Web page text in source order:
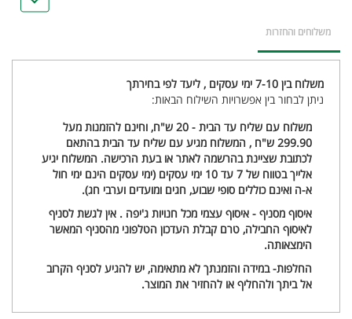
משלוחים והחזרות
משלוח בין 7-10 ימי עסקים , ליעד לפי בחירתך
ניתן לבחור בין אפשרויות השילוח הבאות:
משלוח עם שליח עד הבית - 20 ש"ח, וחינם להזמנות מעל
299.90 ש"ח , המשלוח מגיע עם שליח עד הבית בהתאם
לכתובת שציינת בהרשמה לאתר או בעת הרכישה. המשלוח יגיע
אלייך בטווח של 7 עד 10 ימי עסקים (ימי עסקים הינם ימי חול
א-ה ואינם כוללים סופי שבוע, חגים ומועדים וערבי חג).
איסוף מסניף - איסוף עצמי מכל חנויות ג'יפה . אין לגשת לסניף
לאיסוף החבילה, טרם קבלת העדכון הטלפוני מהסניף המאשר
הימצאותה.
החלפות- במידה והזמנתך לא מתאימה, יש להגיע לסניף הקרוב
אל ביתך ולהחליף או להחזיר את המוצר.